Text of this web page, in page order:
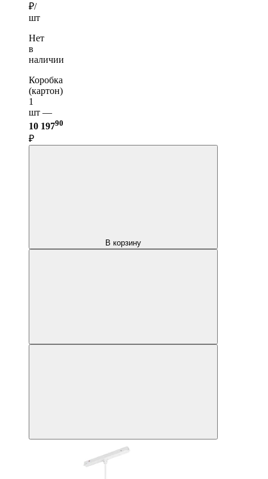
₽/
шт
Нет
в
наличии
Коробка
(картон)
1
шт —
10 19790
₽
В корзину